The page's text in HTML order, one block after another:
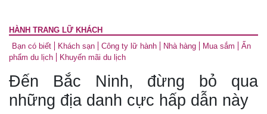
HÀNH TRANG LỮ KHÁCH
Bạn có biết
Khách sạn Công ty lữ hành Nhà hàng Mua sắm
Ấn
phẩm du lịch
Khuyến mãi du lịch
Đến Bắc Ninh, đừng bỏ qua
những địa danh cực hấp dẫn này